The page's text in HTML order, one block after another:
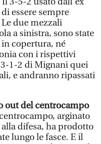
essere sempre
due mezzali
a sinistra, sono state
copertura, né
con i rispettivi
1-2 di Mignani quei
e andranno ripassati
out del centrocampo
arginato
difesa, ha prodotto
lungo le fasce. E il